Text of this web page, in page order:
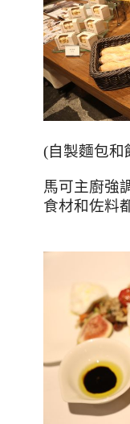
(自製麵包和
馬可主廚強
食材和佐料